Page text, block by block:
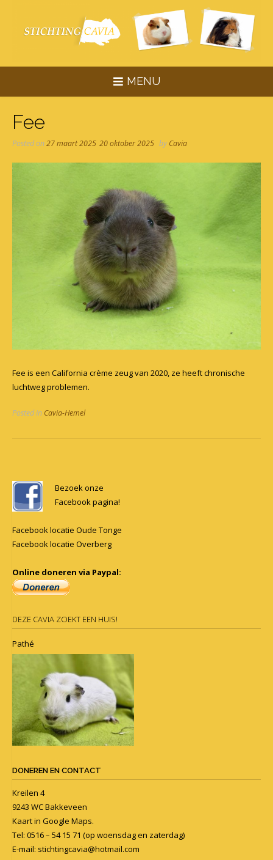
content
MENU
Fee
Posted on27 maart 2025 20 oktober 2025 by Cavia
Fee is een California crème zeug van 2020, ze heeft chronische
luchtweg problemen.
Posted in Cavia-Hemel
navigation
Bezoek onze
Facebook pagina!
Facebook locatie Oude Tonge
Facebook locatie Overberg
Online doneren via Paypal:
DEZE CAVIA ZOEKT EEN HUIS!
Pathé
DONEREN EN CONTACT
Kreilen 4
9243 WC Bakkeveen
Kaart in Google Maps.
Tel: 0516 – 54 15 71 (op woensdag en zaterdag)
E-mail: stichtingcavia@hotmail.com